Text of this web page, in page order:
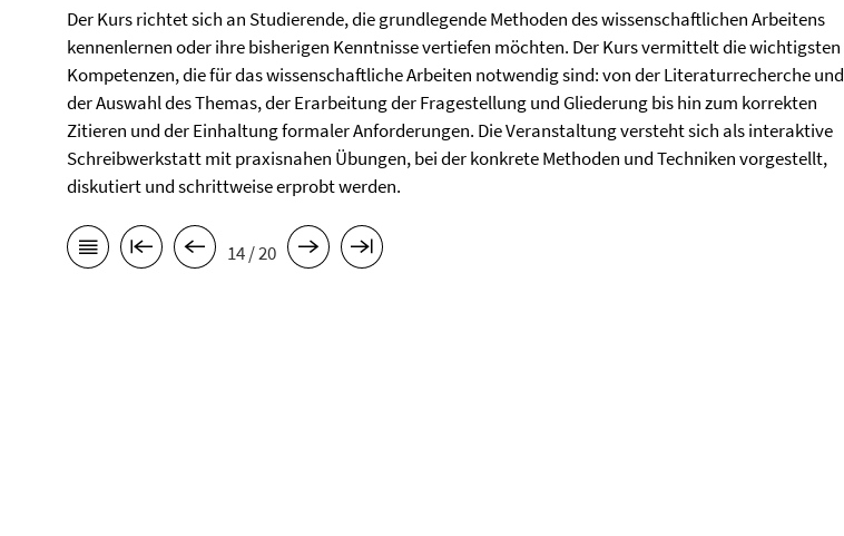
Der Kurs richtet sich an Studierende, die grundlegende Methoden des wissenschaftlichen Arbeitens
kennenlernen oder ihre bisherigen Kenntnisse vertiefen möchten. Der Kurs vermittelt die wichtigsten
Kompetenzen, die für das wissenschaftliche Arbeiten notwendig sind: von der Literaturrecherche und
der Auswahl des Themas, der Erarbeitung der Fragestellung und Gliederung bis hin zum korrekten
Zitieren und der Einhaltung formaler Anforderungen. Die Veranstaltung versteht sich als interaktive
Schreibwerkstatt mit praxisnahen Übungen, bei der konkrete Methoden und Techniken vorgestellt,
diskutiert und schrittweise erprobt werden.
14 / 20